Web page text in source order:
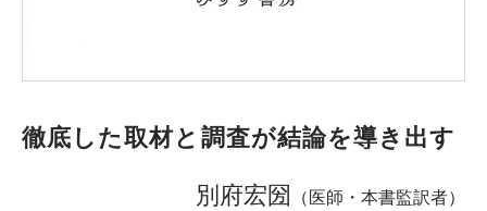
徹底した取材と調査が結論を導き出す
別府宏圀 （医師・本書監訳者）